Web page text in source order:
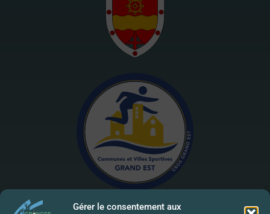
Gérer le consentement aux